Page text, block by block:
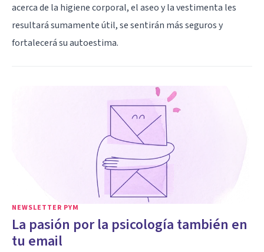
acerca de la higiene corporal, el aseo y la vestimenta les
resultará sumamente útil, se sentirán más seguros y
fortalecerá su autoestima.
NEWSLETTER PYM
La pasión por la psicología también en
tu email